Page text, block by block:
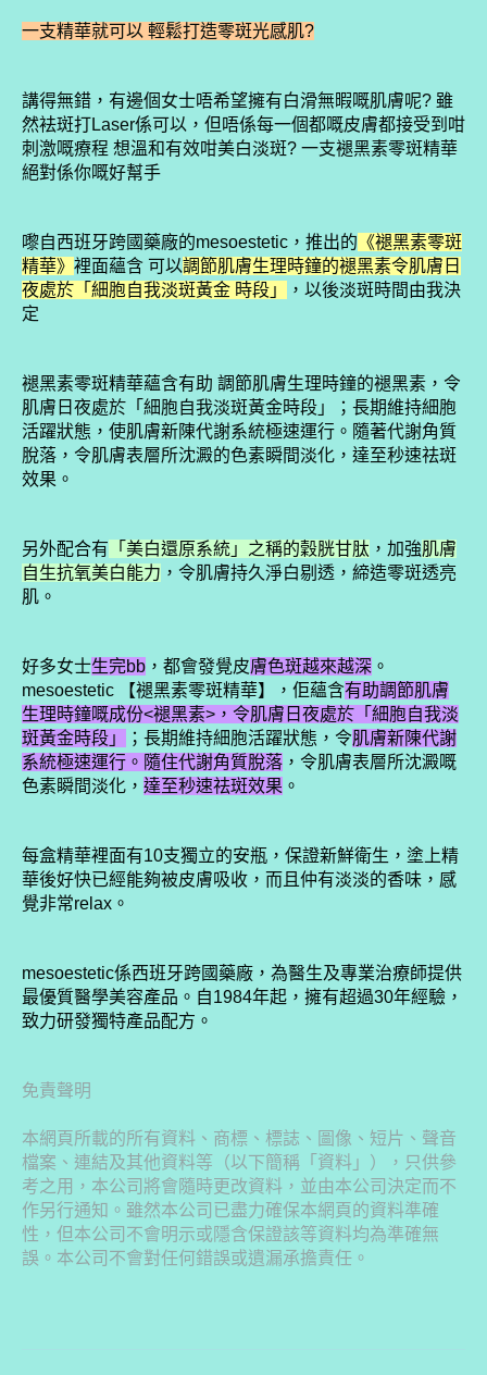
一支精華就可以 輕鬆打造零斑光感肌?
講得無錯，有邊個女士唔希望擁有白滑無暇嘅肌膚呢? 雖
然袪斑打Laser係可以，但唔係每一個都嘅皮膚都接受到咁
刺激嘅療程 想溫和有效咁美白淡斑? 一支褪黑素零斑精華
絕對係你嘅好幫手
嚟自西班牙跨國藥廠的mesoestetic，推出的 《褪黑素零斑
精華》 裡面蘊含 可以調節肌膚生理時鐘的褪黑素令肌膚日
夜處於「細胞自我淡斑黃金 時段」
，以後淡斑時間由我決
定
褪黑素零斑精華蘊含有助 調節肌膚生理時鐘的褪黑素，令
肌膚日夜處於「細胞自我淡斑黃金時段」；長期維持細胞
活躍狀態，使肌膚新陳代謝系統極速運行。隨著代謝角質
脫落，令肌膚表層所沈澱的色素瞬間淡化，達至秒速祛斑
效果。
另外配合有 「美白還原系統」之稱的穀胱甘肽 ，加強肌膚
自生抗氧美白能力 ，令肌膚持久淨白剔透，締造零斑透亮
肌。
好多女士生完bb ，都會發覺皮膚色斑越來越深 。
mesoestetic 【褪黑素零斑精華】，佢蘊含有助調節肌膚
生理時鐘嘅成份<褪黑素>，令肌膚日夜處於「細胞自我淡
斑黃金時段」
；長期維持細胞活躍狀態，令肌膚新陳代謝
系統極速運行。隨住代謝角質脫落 ，令肌膚表層所沈澱嘅
色素瞬間淡化， 達至秒速祛斑效果 。
每盒精華裡面有10支獨立的安瓶，保證新鮮衛生，塗上精
華後好快已經能夠被皮膚吸收，而且仲有淡淡的香味，感
覺非常relax。
mesoestetic係西班牙跨國藥廠，為醫生及專業治療師提供
最優質醫學美容產品。自1984年起，擁有超過30年經驗，
致力研發獨特產品配方。
免責聲明
本網頁所載的所有資料、商標、標誌、圖像、短片、聲音
檔案、連結及其他資料等（以下簡稱「資料」），只供參
考之用，本公司將會隨時更改資料，並由本公司決定而不
作另行通知。雖然本公司已盡力確保本網頁的資料準確
性，但本公司不會明示或隱含保證該等資料均為準確無
誤。本公司不會對任何錯誤或遺漏承擔責任。